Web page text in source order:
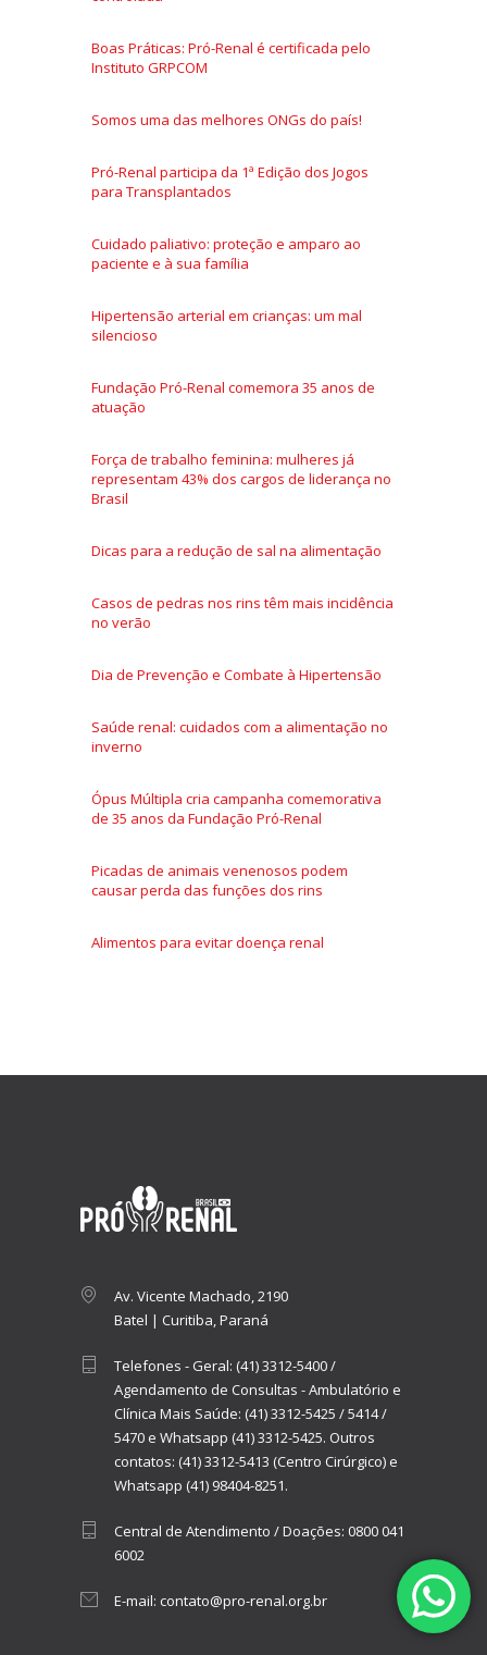
Boas Práticas: Pró-Renal é certificada pelo
Instituto GRPCOM
Somos uma das melhores ONGs do país!
Pró-Renal participa da 1ª Edição dos Jogos
para Transplantados
Cuidado paliativo: proteção e amparo ao
paciente e à sua família
Hipertensão arterial em crianças: um mal
silencioso
Fundação Pró-Renal comemora 35 anos de
atuação
Força de trabalho feminina: mulheres já
representam 43% dos cargos de liderança no
Brasil
Dicas para a redução de sal na alimentação
Casos de pedras nos rins têm mais incidência
no verão
Dia de Prevenção e Combate à Hipertensão
Saúde renal: cuidados com a alimentação no
inverno
Ópus Múltipla cria campanha comemorativa
de 35 anos da Fundação Pró-Renal
Picadas de animais venenosos podem
causar perda das funções dos rins
Alimentos para evitar doença renal
Av. Vicente Machado, 2190
Batel | Curitiba, Paraná
Telefones - Geral: (41) 3312-5400/
Agendamento de Consultas - Ambulatório e
Clínica Mais Saúde: (41) 3312-5425 /5414/
5470 e Whatsapp (41) 3312-5425. Outros
contatos: (41) 3312-5413 (Centro Cirúrgico) e
Whatsapp (41) 98404-8251.
Central de Atendimento / Doações: 0800 041
6002
E-mail: contato@pro-renal.org.br